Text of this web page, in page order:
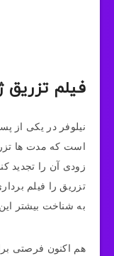
فیلم تزریق
نیلوفر در یکی از
است که مدت‌ ها
زودی آن را تجدید
تزریق را فیلم‌
به شناخت بیشتر
هم اکنون فرصتی